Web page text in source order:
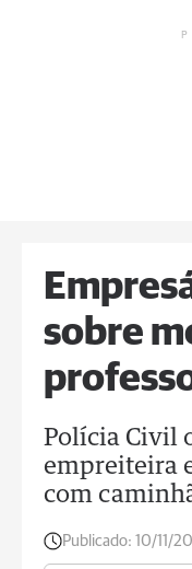
sobre
Polícia Civil
empreiteira
com
Publicado: 10/11/